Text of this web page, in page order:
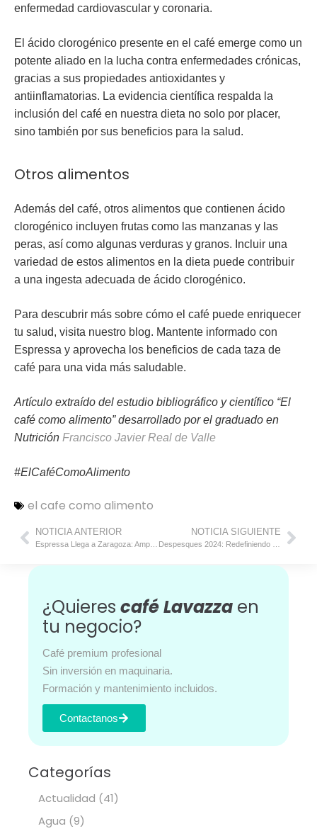
enfermedad cardiovascular y coronaria.
El ácido clorogénico presente en el café emerge como un
potente aliado en la lucha contra enfermedades crónicas,
gracias a sus propiedades antioxidantes y
antiinflamatorias. La evidencia científica respalda la
inclusión del café en nuestra dieta no solo por placer,
sino también por sus beneficios para la salud.
Otros alimentos
Además del café, otros alimentos que contienen ácido
clorogénico incluyen frutas como las manzanas y las
peras, así como algunas verduras y granos. Incluir una
variedad de estos alimentos en la dieta puede contribuir
a una ingesta adecuada de ácido clorogénico.
Para descubrir más sobre cómo el café puede enriquecer
tu salud, visita nuestro blog. Mantente informado con
Espressa y aprovecha los beneficios de cada taza de
café para una vida más saludable.
Artículo extraído del estudio bibliográfico y científico “El
café como alimento” desarrollado por el graduado en
Nutrición Francisco Javier Real de Valle
#ElCaféComoAlimento
el cafe como alimento
NOTICIA ANTERIOR NOTICIA SIGUIENTE
¿Quieres café Lavazza en
tu negocio?
Café premium profesional
Sin inversión en maquinaria.
Formación y mantenimiento incluidos.
Contactanos
Categorías
Actualidad (41)
Agua (9)